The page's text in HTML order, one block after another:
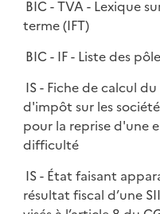
BIC - TVA - Lexique
terme (IFT)
BIC - IF - Liste des
IS - Fiche de calcul
d'impôt sur les
pour la reprise d'une
difficulté
IS - État faisant
résultat fiscal d’une